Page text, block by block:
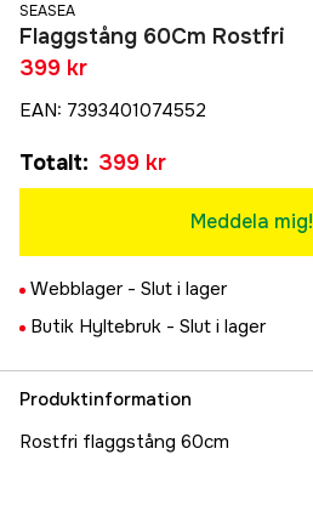
SEASEA
Flaggstång 60Cm Rostfri
399 kr
EAN: 7393401074552
Totalt: 399 kr
Meddela mig!
Webblager - Slut i lager
Butik Hyltebruk - Slut i lager
Produktinformation
Rostfri flaggstång 60cm